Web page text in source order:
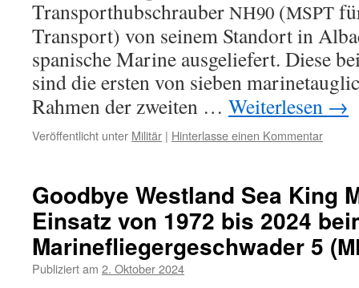
Transporthubschrauber NH90 (MSPT
Transport) von sei­nem Standort in
spa­ni­sche Marine aus­ge­lie­fert. Diese
sind die ers­ten von sie­ben
Rahmen der zwei­ten … Weiterlesen →
Veröffentlicht unter Militär | Hinterlasse einen Kommentar
Goodbye Westland Sea King
Einsatz von 1972 bis 2024
Marinefliegergeschwader 5 (
Publiziert am 2. Oktober 2024